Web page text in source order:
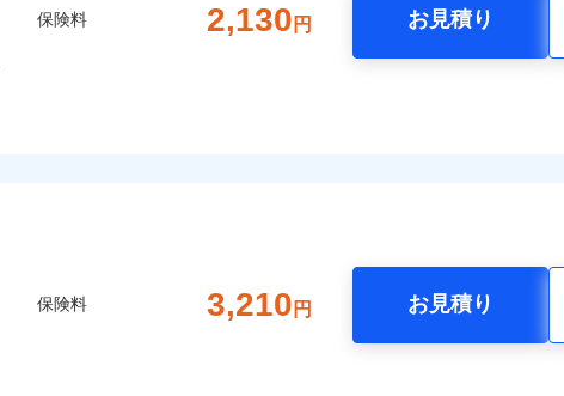
保険料 2,130 円 お見積り
保険料 3,210 円 お見積り